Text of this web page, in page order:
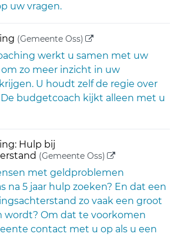
uw vragen.
(Gemeente Oss) (externe link)
werkt u samen met uw
zo meer inzicht in uw
U houdt zelf de regie over
budgetcoach kijkt alleen met u
Hulp bij
(Gemeente Oss) (externe link)
met geldproblemen
na 5 jaar hulp zoeken? En dat een
zo vaak een groot
wordt? Om dat te voorkomen
contact met u op als u een